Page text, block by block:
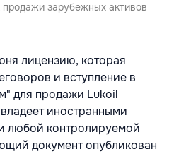
зарубежных активов
лицензию, которая
и вступление в
для продажи Lukoil
иностранными
любой контролируемой
документ опубликован